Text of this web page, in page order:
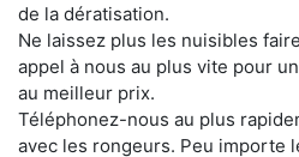
de la dératisation.
Ne laissez plus les nuisibles
appel à nous au plus vite pour
au meilleur prix.
Téléphonez-nous au plus
avec les rongeurs. Peu importe